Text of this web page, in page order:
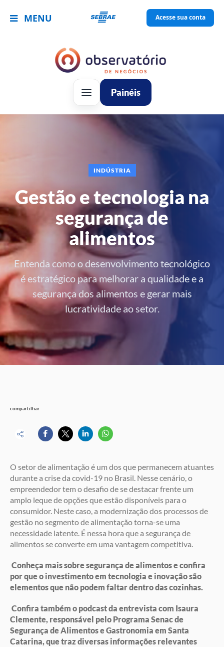
MENU Acesse sua conta
Painéis
INDÚSTRIA
Gestão e tecnologia na
segurança de
alimentos
Entenda como o desenvolvimento tecnológico
é estratégico para melhorar a qualidade e a
segurança dos alimentos e gerar mais
lucratividade ao setor.
compartilhar
O setor de alimentação é um dos que permanecem atuantes
durante a crise da covid-19 no Brasil. Nesse cenário, o
empreendedor tem o desafio de se destacar frente um
amplo leque de opções que estão disponíveis para o
consumidor. Neste caso, a modernização dos processos de
gestão no segmento de alimentação torna-se uma
necessidade latente. É nessa hora que a segurança de
alimentos se converte em uma vantagem competitiva.
Conheça mais sobre segurança de alimentos e confira
por que o investimento em tecnologia e inovação são
elementos que não podem faltar dentro das cozinhas.
Confira também o podcast da entrevista com Isaura
Clemente, responsável pelo Programa Senac de
Segurança de Alimentos e Gastronomia em Santa
Catarina, que traz diversas informações relevantes